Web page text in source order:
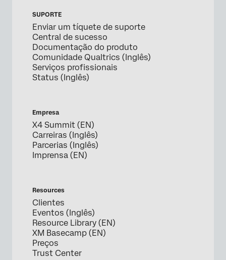
SUPORTE
Enviar um tíquete de suporte
Central de sucesso
Documentação do produto
Comunidade Qualtrics (Inglês)
Serviços profissionais
Status (Inglês)
Empresa
X4 Summit (EN)
Carreiras (Inglês)
Parcerias (Inglês)
Imprensa (EN)
Resources
Clientes
Eventos (Inglês)
Resource Library (EN)
XM Basecamp (EN)
Preços
Trust Center